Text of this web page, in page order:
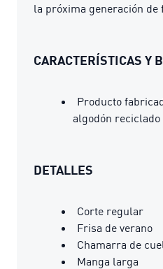
la próxima generación de
CARACTERÍSTICAS Y
Producto
algodón reciclado
DETALLES
Corte regular
Frisa de verano
Chamarra de
Manga larga